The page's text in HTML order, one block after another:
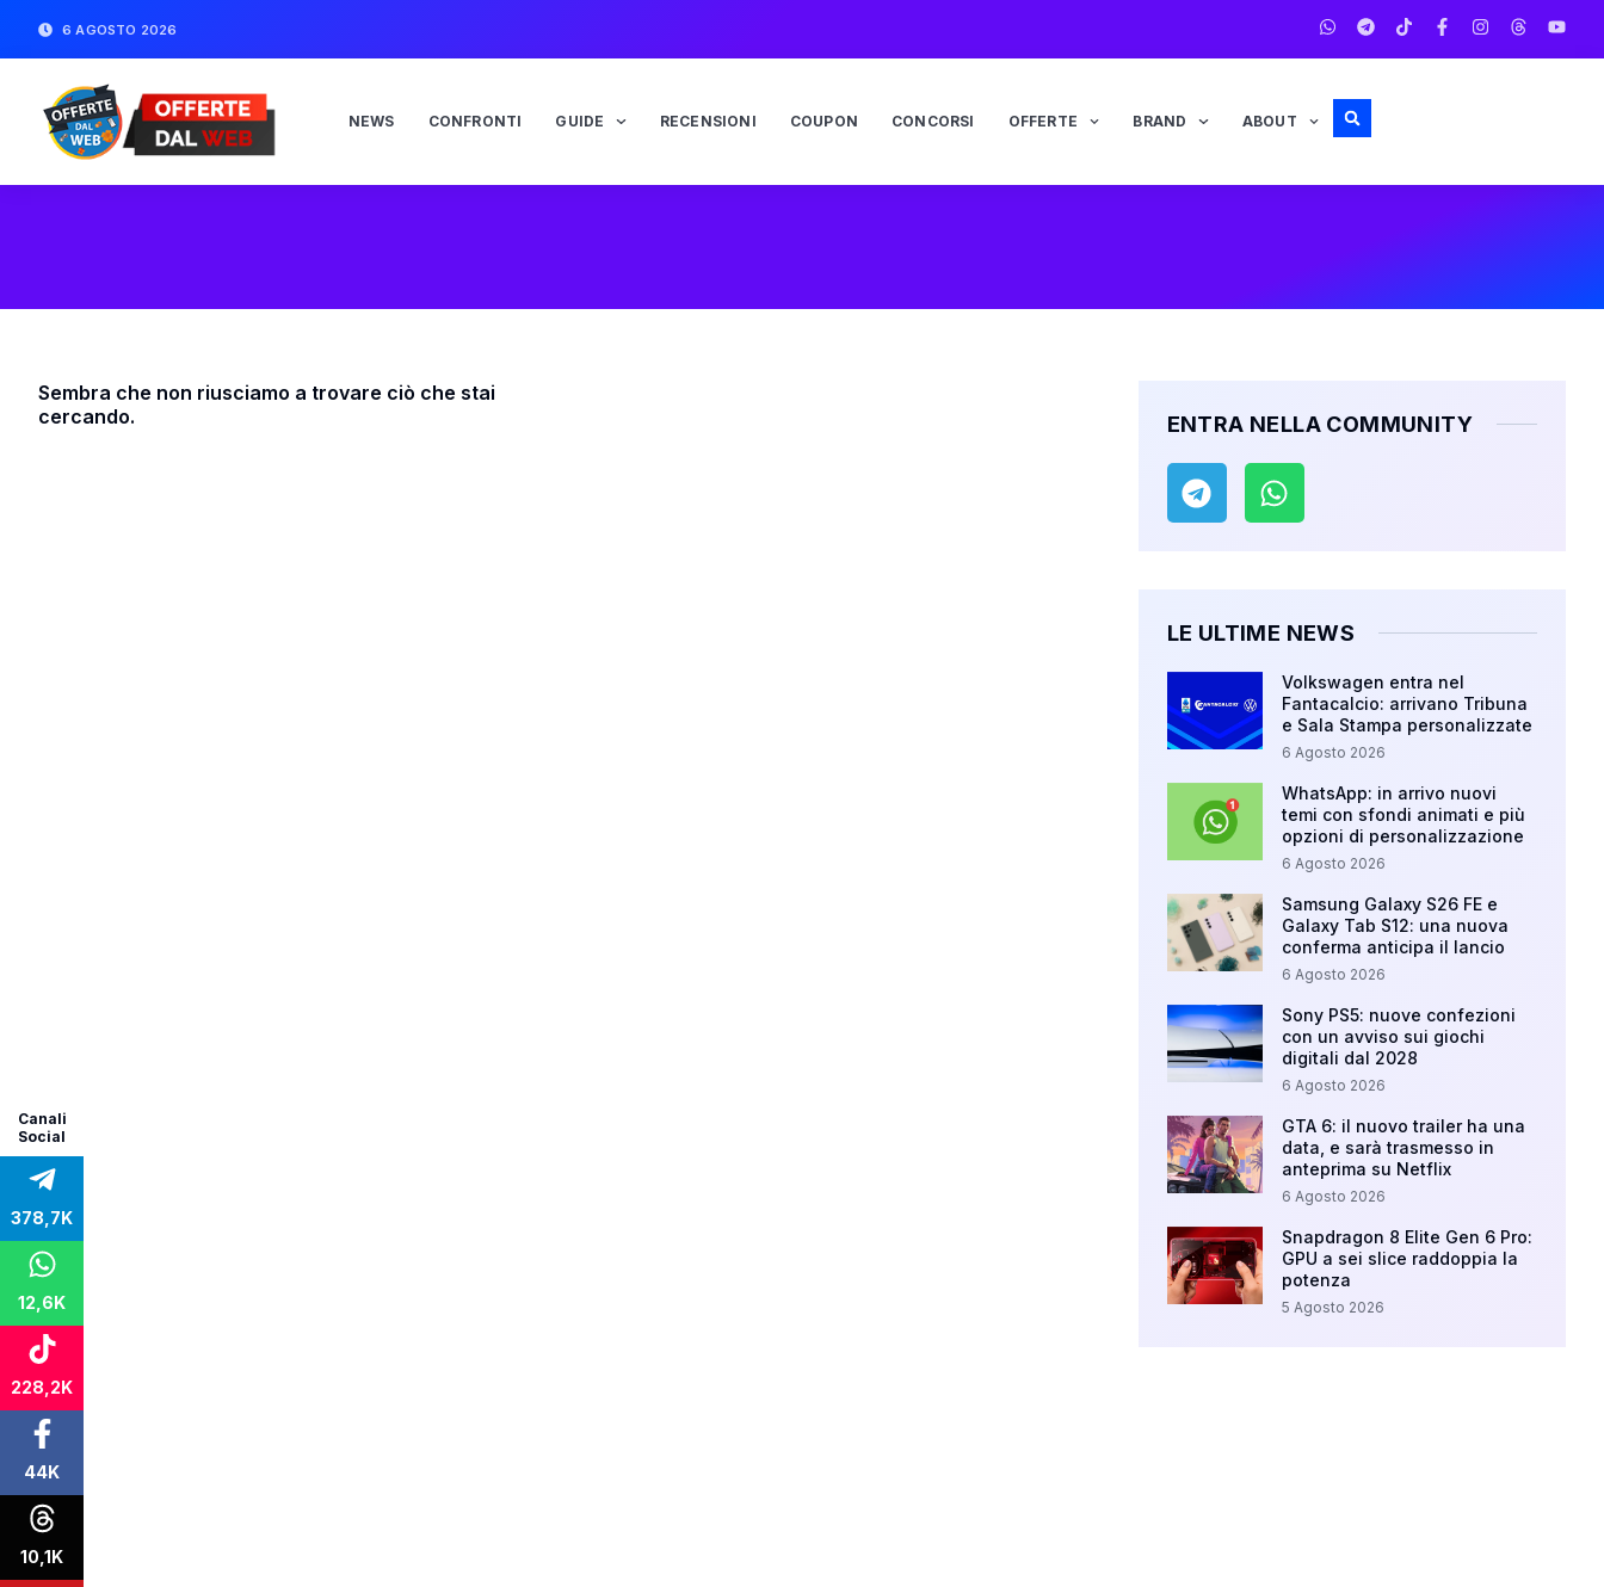
6 AGOSTO 2026
NEWS CONFRONTI GUIDE RECENSIONI COUPON CONCORSI OFFERTE BRAND ABOUT
Canali
Social
378,7K
12,6K
228,2K
44K
10,1K
Sembra che non riusciamo a trovare ciò che stai
cercando.
ENTRA NELLA COMMUNITY
LE ULTIME NEWS
Volkswagen entra nel
Fantacalcio: arrivano Tribuna
e Sala Stampa personalizzate
6 Agosto 2026
WhatsApp: in arrivo nuovi
temi con sfondi animati e più
opzioni di personalizzazione
6 Agosto 2026
Samsung Galaxy S26 FE e
Galaxy Tab S12: una nuova
conferma anticipa il lancio
6 Agosto 2026
Sony PS5: nuove confezioni
con un avviso sui giochi
digitali dal 2028
6 Agosto 2026
GTA 6: il nuovo trailer ha una
data, e sarà trasmesso in
anteprima su Netflix
6 Agosto 2026
Snapdragon 8 Elite Gen 6 Pro:
GPU a sei slice raddoppia la
potenza
5 Agosto 2026